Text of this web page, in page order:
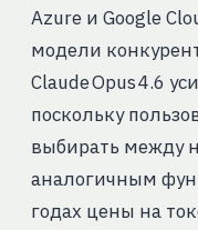
Azure и Google
модели
Claude Opus 4.6
поскольку
выбирать между
аналогичным
годах цены на